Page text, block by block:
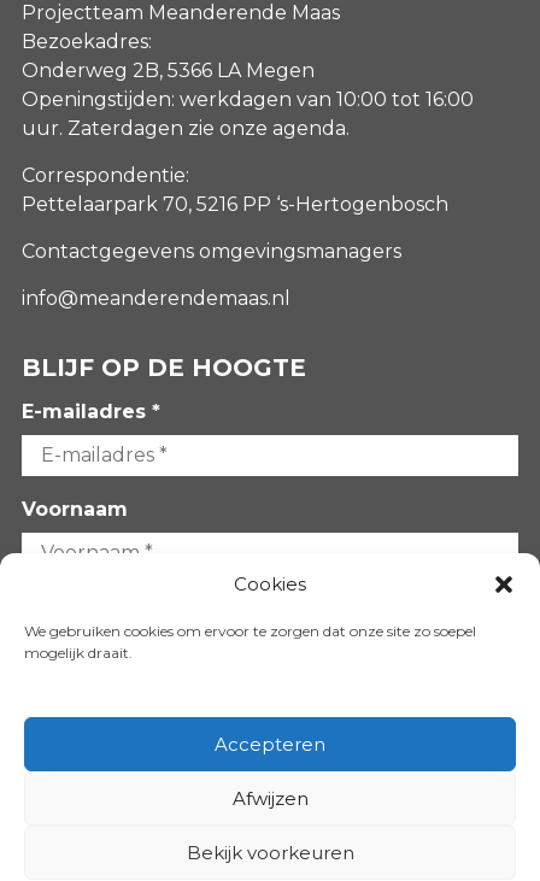
Cookies
We gebruiken cookies om ervoor te zorgen dat onze site zo soepel
mogelijk draait.
Accepteren
Afwijzen
Bekijk voorkeuren
Projectteam Meanderende Maas
Bezoekadres:
Onderweg 2B, 5366 LA Megen
Openingstijden: werkdagen van 10:00 tot 16:00
uur. Zaterdagen zie onze agenda.
Correspondentie:
Pettelaarpark 70, 5216 PP ‘s-Hertogenbosch
Contactgegevens omgevingsmanagers
info@meanderendemaas.nl
BLIJF OP DE HOOGTE
E-mailadres *
Voornaam
VOLG ONS OP: